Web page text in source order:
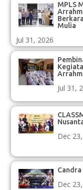
MPLS
Mulia
Jul 31, 2026
Jul 31,
Dec
Candra
Dec